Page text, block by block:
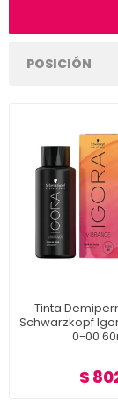
Tinta
Schwarzkopf
0-00
$